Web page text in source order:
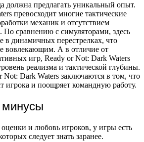
должна предлагать уникальный опыт.
превосходит многие тактические
механик и отсутствием
сравнению с симуляторами, здесь
в динамичных перестрелках, что
вовлекающим. А в отличие от
игр, Ready or Not: Dark Waters
реализма и тактической глубины.
Not: Dark Waters заключаются в том, что
игрока и поощряет командную работу.
минусы
и любовь игроков, у игры есть
следует знать заранее.